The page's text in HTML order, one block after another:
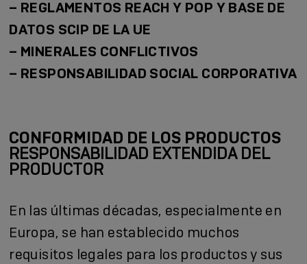
– REGLAMENTOS REACH Y POP Y BASE DE
DATOS SCIP DE LA UE
– MINERALES CONFLICTIVOS
– RESPONSABILIDAD SOCIAL CORPORATIVA
CONFORMIDAD DE LOS PRODUCTOS
RESPONSABILIDAD EXTENDIDA DEL
PRODUCTOR
En las últimas décadas, especialmente en
Europa, se han establecido muchos
requisitos legales para los productos y sus